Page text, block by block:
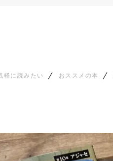
軽に読みたい おススメの本